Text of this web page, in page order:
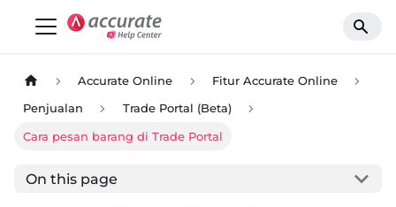
Accurate Online Fitur Accurate Online
Penjualan Trade Portal (Beta)
Cara pesan barang di Trade Portal
On this page